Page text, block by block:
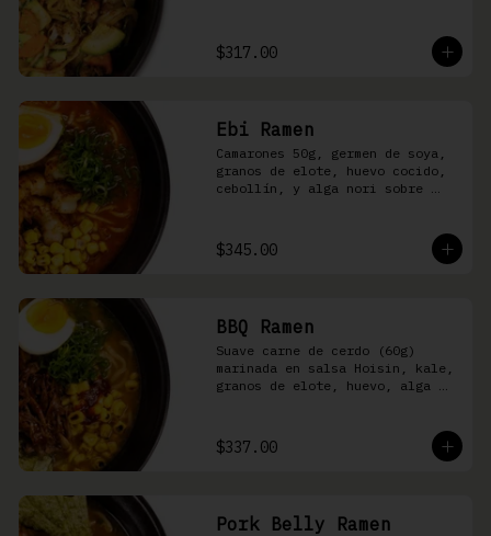
$317.00
Ebi Ramen
Camarones 50g, germen de soya,
granos de elote, huevo cocido,
cebollín, y alga nori sobre
$345.00
BBQ Ramen
Suave carne de cerdo (60g)
marinada en salsa Hoisin, kale,
granos de elote, huevo, alga
cerdo
$337.00
Pork Belly Ramen